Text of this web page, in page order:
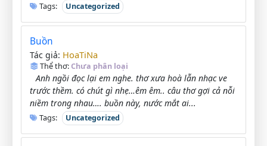
Tags: Uncategorized
Buồn
Tác giả: HoaTiNa
Thể thơ:Chưa phân loại
Anh ngồi đọc lại em nghe. thơ xưa hoà lẫn nhạc ve
trước thềm. có chút gì nhẹ…êm êm.. câu thơ gợi cả nỗi
niềm trong nhau…. buồn này, nước mắt ai...
Tags: Uncategorized